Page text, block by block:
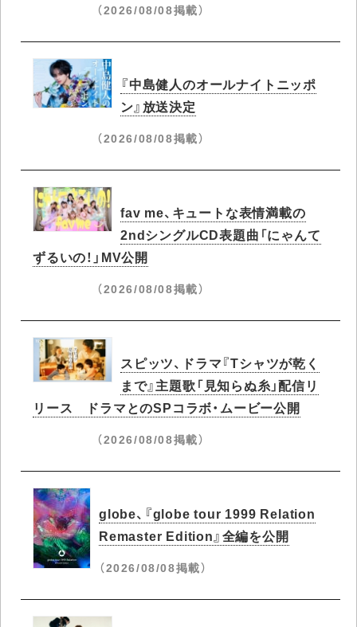
（2026/08/08掲載）
『中島健人のオールナイトニッポ
ン』放送決定
（2026/08/08掲載）
fav me、キュートな表情満載の
2ndシングルCD表題曲「にゃんて
ずるいの！」MV公開
（2026/08/08掲載）
スピッツ、ドラマ『Tシャツが乾く
まで』主題歌「見知らぬ糸」配信リ
リース ドラマとのSPコラボ・ムービー公開
（2026/08/08掲載）
globe、『globe tour 1999 Relation
Remaster Edition』全編を公開
（2026/08/08掲載）